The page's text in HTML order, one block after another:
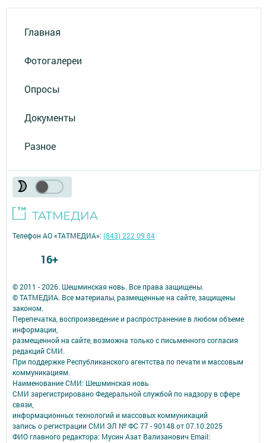
Главная
Фотогалереи
Опросы
Документы
Разное
© 2011 - 2026. Шешминская новь. Все права защищены.
© ТАТМЕДИА. Все материалы, размещенные на сайте, защищены
законом.
Перепечатка, воспроизведение и распространение в любом объеме
информации,
размещенной на сайте, возможна только с письменного согласия
редакций СМИ.
При поддержке Республиканского агентства по печати и массовым
коммуникациям.
Наименование СМИ: Шешминская новь
СМИ зарегистрировано Федеральной службой по надзору в сфере
связи,
информационных технологий и массовых коммуникаций
запись о регистрации СМИ ЭЛ № ФС 77 - 90148 от 07.10.2025
ФИО главного редактора: Мусин Азат Вализанович Email:
Телефон АО «ТАТМЕДИА»:(843) 222 09 84
16+